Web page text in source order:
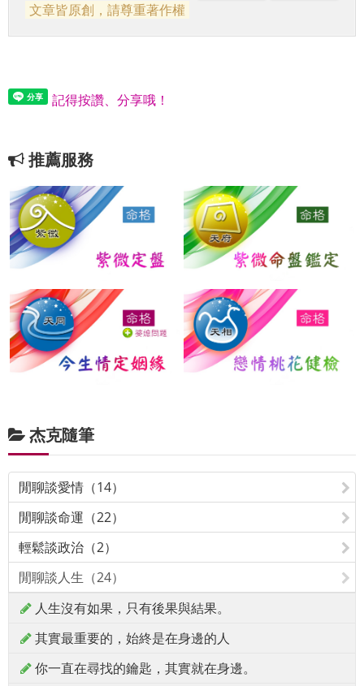
文章皆原創，請尊重著作權
記得按讚、分享哦！
推薦服務
杰克隨筆
閒聊談愛情（14）
閒聊談命運（22）
輕鬆談政治（2）
閒聊談人生（24）
人生沒有如果，只有後果與結果。
其實最重要的，始終是在身邊的人
你一直在尋找的鑰匙，其實就在身邊。